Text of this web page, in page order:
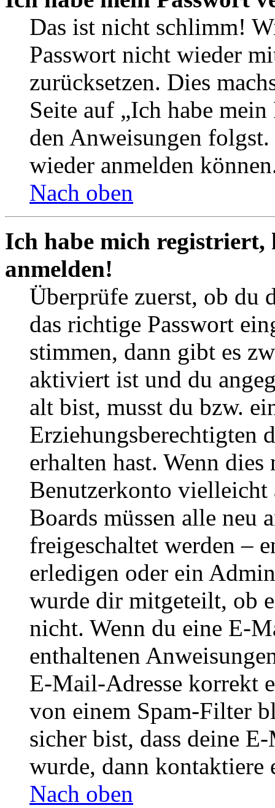
Das ist nicht schlimm!
Passwort nicht wieder
zurücksetzen. Dies
Seite auf „Ich habe
den Anweisungen
wieder anmelden
Nach oben
Ich habe mich
anmelden!
Überprüfe zuerst, ob du
das richtige Passwort
stimmen, dann gibt es
aktiviert ist und du
alt bist, musst du bzw.
Erziehungsberechtigten
erhalten hast. Wenn
Benutzerkonto
Boards müssen alle neu
freigeschaltet werden –
erledigen oder ein
wurde dir mitgeteilt, ob
nicht. Wenn du eine E-
enthaltenen
E-Mail-Adresse korrekt
von einem Spam-Filter
sicher bist, dass deine
wurde, dann kontaktiere
Nach oben